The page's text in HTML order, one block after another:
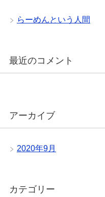
らーめんという人間
最近のコメント
アーカイブ
2020年9月
カテゴリー